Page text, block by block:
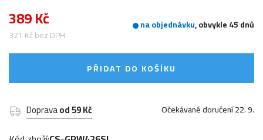
389 Kč
321 Kč bez DPH
na objednávku, obvykle 45 dnů
PŘIDAT DO KOŠÍKU
Dopravaod 59 Kč Očekávané doručení 22. 9.